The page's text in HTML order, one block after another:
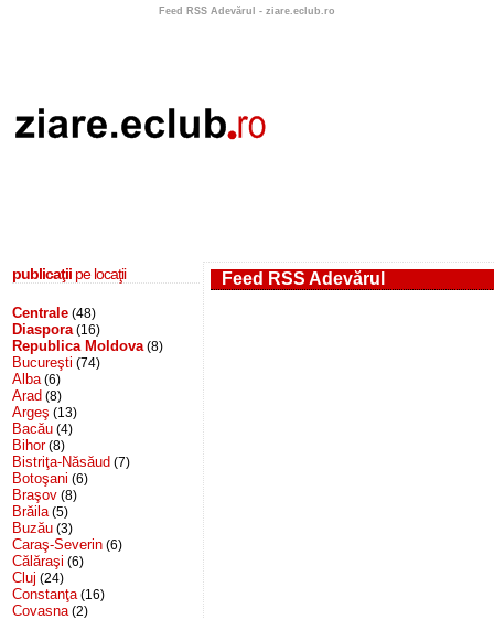
Feed RSS Adevărul - ziare.eclub.ro
publicaţii pe locaţii
Centrale (48)
Diaspora (16)
Republica Moldova (8)
Bucureşti (74)
Alba (6)
Arad (8)
Argeş (13)
Bacău (4)
Bihor(8)
Bistriţa-Năsăud (7)
Botoşani (6)
Braşov (8)
Brăila (5)
Buzău (3)
Caraş-Severin (6)
Călăraşi (6)
Cluj (24)
Constanţa (16)
Covasna (2)
Feed RSS Adevărul